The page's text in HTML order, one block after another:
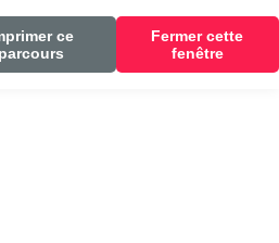
ce
parcours
Fermer cette
fenêtre